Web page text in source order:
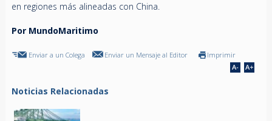
en regiones más alineadas con China.
Por MundoMaritimo
Enviar a un Colega Enviar un Mensaje al Editor Imprimir
Noticias Relacionadas